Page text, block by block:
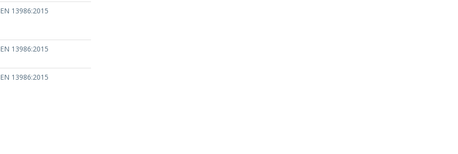
EN 13986:2015
EN 13986:2015
EN 13986:2015